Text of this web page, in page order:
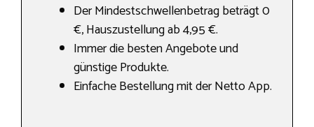
Der Mindestschwellenbetrag beträgt 0
€, Hauszustellung ab 4,95 €.
Immer die besten Angebote und
günstige Produkte.
Einfache Bestellung mit der Netto App.